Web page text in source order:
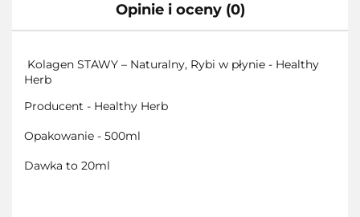
Opinie i oceny (0)
Kolagen STAWY – Naturalny, Rybi w płynie - Healthy
Herb
Producent - Healthy Herb
Opakowanie - 500ml
Dawka to 20ml